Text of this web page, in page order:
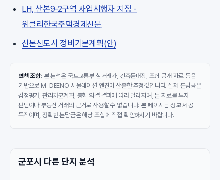
LH, 산본9-2구역 사업시행자 지정 -
위클리한국주택경제신문
산본신도시 정비기본계획(안)
면책 조항: 본 분석은 국토교통부 실거래가, 건축물대장, 조합 공개 자료 등을
기반으로 M-DEENO 시뮬레이션 엔진이 산출한 추정값입니다. 실제 분담금은
감정평가, 관리처분계획, 총회 의결 결과에 따라 달라지며, 본 자료를 투자
판단이나 부동산 거래의 근거로 사용할 수 없습니다. 본 페이지는 정보 제공
목적이며, 정확한 분담금은 해당 조합에 직접 확인하시기 바랍니다.
군포시 다른 단지 분석